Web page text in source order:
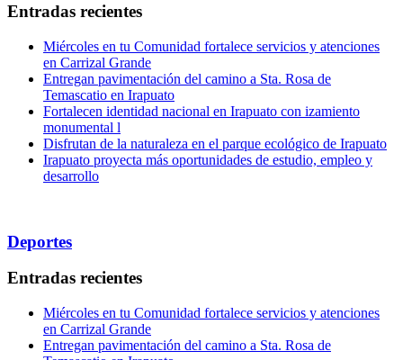
Entradas recientes
Miércoles en tu Comunidad fortalece servicios y atenciones
en Carrizal Grande
Entregan pavimentación del camino a Sta. Rosa de
Temascatio en Irapuato
Fortalecen identidad nacional en Irapuato con izamiento
monumental l
Disfrutan de la naturaleza en el parque ecológico de Irapuato
Irapuato proyecta más oportunidades de estudio, empleo y
desarrollo
Deportes
Entradas recientes
Miércoles en tu Comunidad fortalece servicios y atenciones
en Carrizal Grande
Entregan pavimentación del camino a Sta. Rosa de